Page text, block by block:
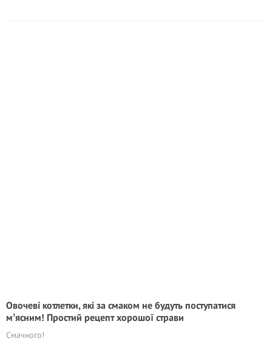
Овочеві котлетки, які за смаком не будуть поступатися
мʼясним! Простий рецепт хорошої страви
Смачного!